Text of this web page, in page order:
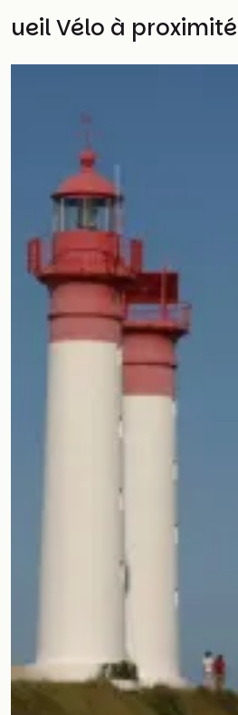
Vélo à proximité